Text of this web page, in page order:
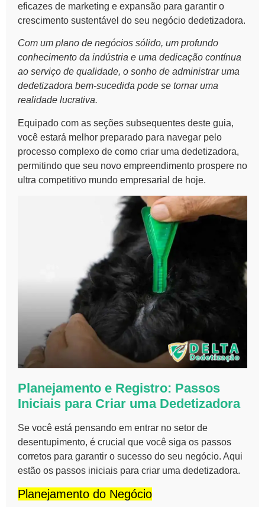
eficazes de marketing e expansão para garantir o
crescimento sustentável do seu negócio dedetizadora.
Com um plano de negócios sólido, um profundo
conhecimento da indústria e uma dedicação contínua
ao serviço de qualidade, o sonho de administrar uma
dedetizadora bem-sucedida pode se tornar uma
realidade lucrativa.
Equipado com as seções subsequentes deste guia,
você estará melhor preparado para navegar pelo
processo complexo de como criar uma dedetizadora,
permitindo que seu novo empreendimento prospere no
ultra competitivo mundo empresarial de hoje.
Planejamento e Registro: Passos
Iniciais para Criar uma Dedetizadora
Se você está pensando em entrar no setor de
desentupimento, é crucial que você siga os passos
corretos para garantir o sucesso do seu negócio. Aqui
estão os passos iniciais para criar uma dedetizadora.
Planejamento do Negócio